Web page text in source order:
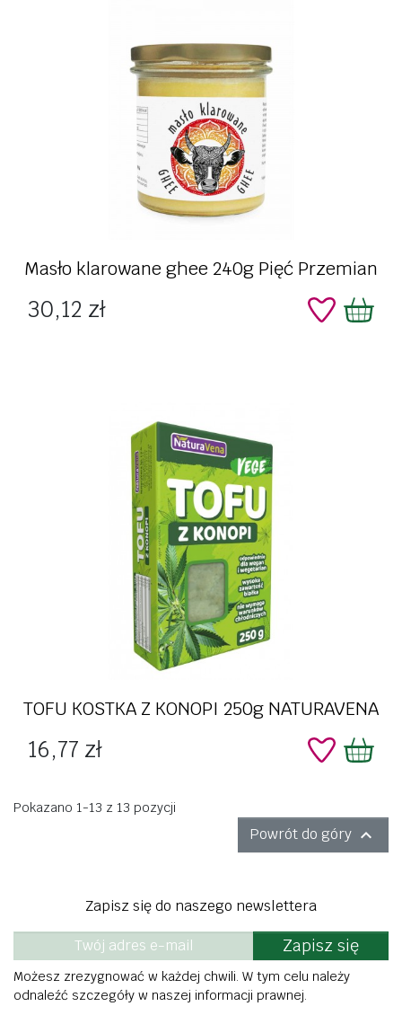
Masło klarowane ghee 240g Pięć Przemian
Cena
30,12 zł
TOFU KOSTKA Z KONOPI 250g NATURAVENA
Cena
16,77 zł
Pokazano 1-13 z 13 pozycji
Powrót do góry 
Zapisz się do naszego newslettera
Zapisz się
Możesz zrezygnować w każdej chwili. W tym celu należy
odnaleźć szczegóły w naszej informacji prawnej.